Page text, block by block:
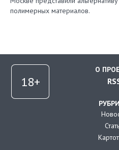
полимерных материалов.
О